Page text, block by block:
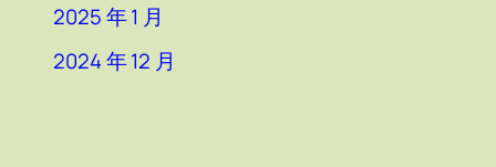
2025 年 1 月
2024 年 12 月